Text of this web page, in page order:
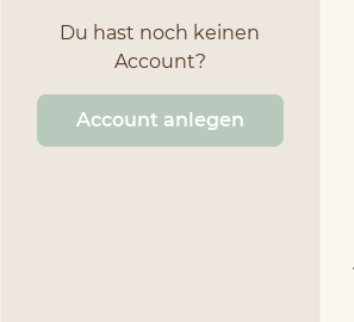
Du hast noch keinen
Account?
Account anlegen
Geldgeschenk für die